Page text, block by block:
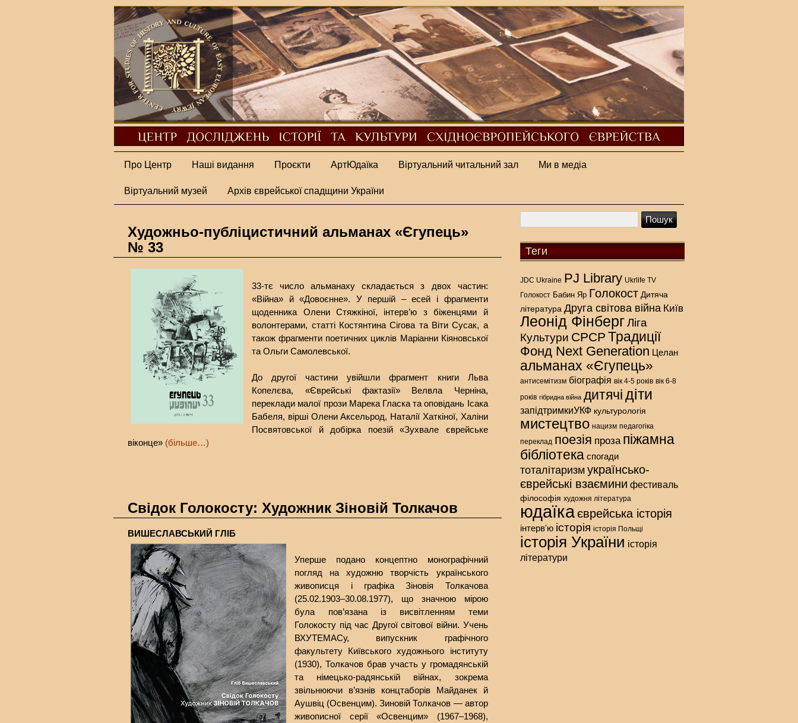
Про Центр Наші видання Проєкти АртЮдаїка Віртуальний читальний зал Ми в медіа
Віртуальний музей Архів єврейської спадщини України
Художньо-публіцистичний альманах «Єгупець»
№ 33
33-тє число альманаху складається з двох частин:
«Війна» й «Довоєнне». У першій – есей і фрагменти
щоденника Олени Стяжкіної, інтерв’ю з біженцями й
волонтерами, статті Костянтина Сігова та Віти Сусак, а
також фрагменти поетичних циклів Маріанни Кіяновської
та Ольги Самолевської.
До другої частини увійшли фрагмент книги Льва
Копелєва, «Єврейські фактазії» Велвла Черніна,
переклади малої прози Марека Гласка та оповідань Ісака
Бабеля, вірші Олени Аксельрод, Наталії Хаткіної, Халіни
Посвятовської й добірка поезій «Зухвале єврейське
віконце» (більше…)
Свідок Голокосту: Художник Зіновій Толкачов
ВИШЕСЛАВСЬКИЙ ГЛІБ
Уперше подано концептно монографічний
погляд на художню творчість українського
живописця і графіка Зіновія Толкачова
(25.02.1903–30.08.1977), що значною мірою
була пов’язана із висвітленням теми
Голокосту під час Другої світової війни. Учень
ВХУТЕМАСу, випускник графічного
факультету Київського художнього інституту
(1930), Толкачов брав участь у громадянській
та німецько-радянській війнах, зокрема
звільнюючи в’язнів концтаборів Майданек й
Аушвіц (Освенцим). Зиновій Толкачов — автор
живописної серії «Освенцим» (1967–1968),
Теги
JDC Ukraine PJ Library Ukrlife TV
Голокост Бабин Яр Голокост Дитяча
література Друга світова війна Київ
Леонід ФінбергЛіга
Культури СРСР Традиції
Фонд Next Generation Целан
альманах «Єгупець»
антисемітизм біографія вік 4-5 років вік 6-8
років гібридна війна дитячідіти
запідтримкиУКФ культурологія
мистецтво нацизм педагогіка
переклад поезія проза піжамна
бібліотека спогади
тоталітаризм українсько-
єврейські взаємини фестиваль
філософія художня література
юдаїкаєврейська історія
інтерв'ю історія історія Польщі
історія України історія
літератури